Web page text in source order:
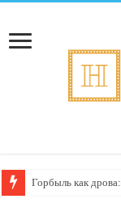
Горбыль как